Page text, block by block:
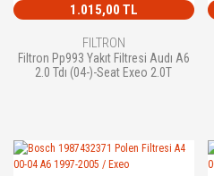
1.015,00 TL
FILTRON
Filtron Pp993 Yakıt Filtresi Audı A6
2.0 Tdı (04-)-Seat Exeo 2.0T